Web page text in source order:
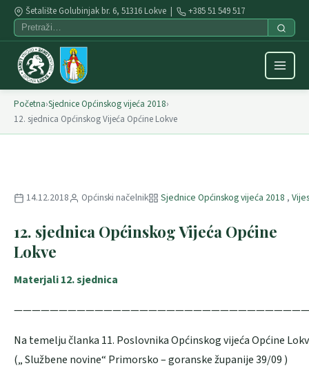
Šetalište Golubinjak br. 6, 51316 Lokve | +385 51 549 517
Početna›Sjednice Općinskog vijeća 2018›
12. sjednica Općinskog Vijeća Općine Lokve
14.12.2018 Općinski načelnik Sjednice Općinskog vijeća 2018 ,
12. sjednica Općinskog Vijeća Općine
Lokve
Materjali 12. sjednica
Na temelju članka 11. Poslovnika Općinskog vijeća Općine
(„ Službene novine“ Primorsko – goranske županije 39/09 )